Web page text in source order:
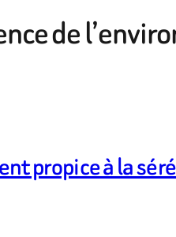
de
propice à la